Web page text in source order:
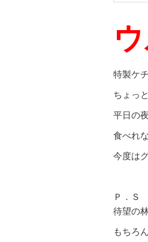
特製ケ
ちょっ
平日の
食べれ
今度は
Ｐ．Ｓ
待望の
もちろ